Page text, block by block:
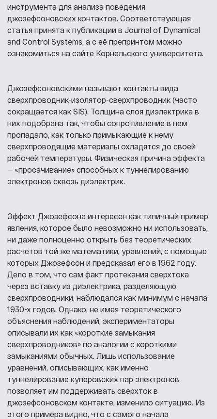
инструмента для анализа поведения
джозефсоновских контактов. Соответствующая
статья принята к публикации в Journal of Dynamical
and Control Systems, а с её препринтом можно
ознакомиться на сайте Корнельского университета.
Джозефсоновскими называют контакты вида
сверхпроводник-изолятор-сверхпроводник (часто
сокращается как SIS). Толщина слоя диэлектрика в
них подобрана так, чтобы сопротивление в нем
пропадало, как только примыкающие к нему
сверхпроводящие материалы охладятся до своей
рабочей температуры. Физическая причина эффекта
— «просачивание» способных к туннелированию
электронов сквозь диэлектрик.
Эффект Джозефсона интересен как типичный пример
явления, которое было невозможно ни использовать,
ни даже полноценно открыть без теоретических
расчетов той же математики, уравнений, с помощью
которых Джозефсон и предсказал его в 1962 году.
Дело в том, что сам факт протекания сверхтока
через вставку из диэлектрика, разделяющую
сверхпроводники, наблюдался как минимум с начала
1930-х годов. Однако, не имея теоретического
объяснения наблюдений, экспериментаторы
описывали их как «короткие замыкания
сверхпроводников» по аналогии с короткими
замыканиями обычных. Лишь использование
уравнений, описывающих, как именно
туннелирование куперовских пар электронов
позволяет им поддерживать сверхток в
джозефсоновском контакте, изменило ситуацию. Из
этого примера видно, что с самого начала